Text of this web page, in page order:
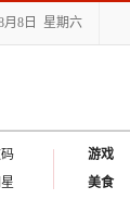
月8日 星期六
游戏
美食